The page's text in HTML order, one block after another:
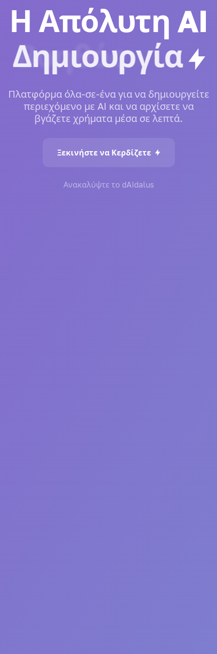
Η Απόλυτη AI
Δημιουργία
Πλατφόρμα όλα-σε-ένα για να δημιουργείτε
περιεχόμενο με AI και να αρχίσετε να
βγάζετε χρήματα μέσα σε λεπτά.
Ξεκινήστε να Κερδίζετε
Ανακαλύψτε το dAIdalus